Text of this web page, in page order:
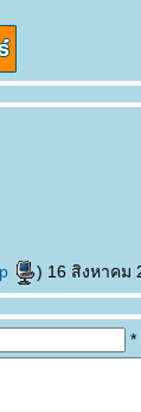
) 16 สิงหาคม
*